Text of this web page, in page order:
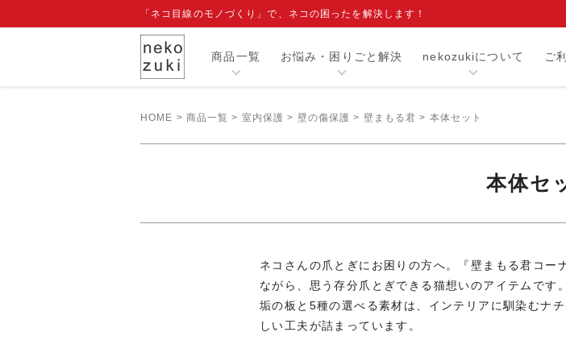
「ネコ目線のモノづくり」で、ネコの困ったを解決します！
商品一覧
爪切り補助具『もふもふマスク』
エリザベスカラー
寒さ対策グッズ
猫砂・トイレ用品
介護用品
室内用品
食器
お悩み・困りごと解決 nekozukiについて ご
HOME 商品一覧 室内保護 壁の傷保護 壁まもる君 本体セット
本体セ
ネコさんの爪とぎにお困りの方へ。『壁まもる君コー
ながら、思う存分爪とぎできる猫想いのアイテムです
垢の板と5種の選べる素材は、インテリアに馴染むナ
しい工夫が詰まっています。